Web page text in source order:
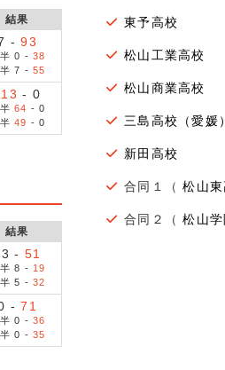
結果
-93
0 -38
7 -55
- 0
64 -0
49 -0
結果
- 51
8 - 19
5 -32
-71
0 -36
0 -35
東予高校
松山工業高校
松山商業高校
三島高校（愛媛）
新田高校
合同１（松山
合同２（松山